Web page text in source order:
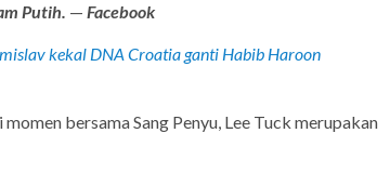
Putih. — Facebook
kekal DNA Croatia ganti Habib Haroon
bersama Sang Penyu, Lee Tuck merupakan